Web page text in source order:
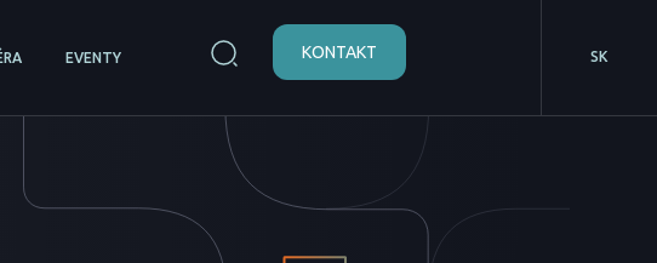
EVENTY KONTAKT SK